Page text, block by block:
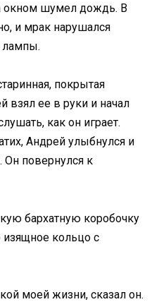
окном шумел дождь. В
и мрак нарушался
лампы.
покрытая
взял ее в руки и начал
как он играет.
Андрей улыбнулся и
Он повернулся к
бархатную коробочку
изящное кольцо с
моей жизни, сказал он.